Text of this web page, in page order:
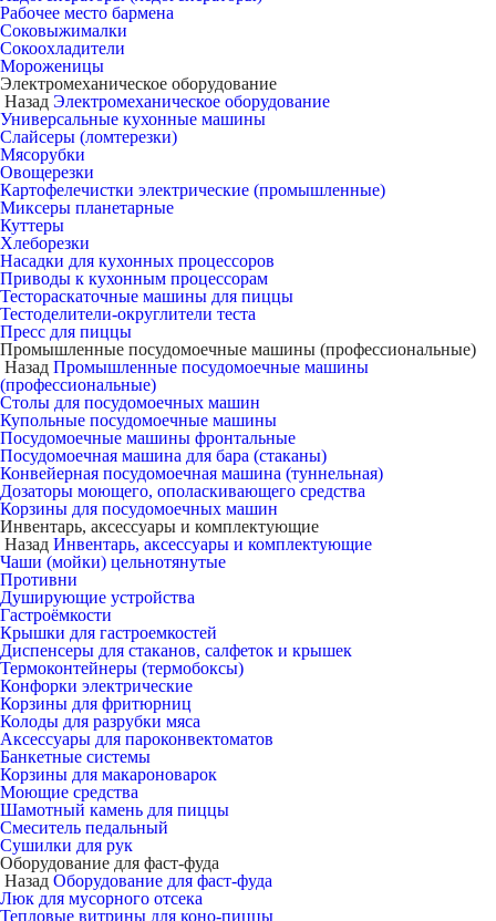
Рабочее место бармена
Соковыжималки
Сокоохладители
Мороженицы
Электромеханическое оборудование
Назад Электромеханическое оборудование
Универсальные кухонные машины
Слайсеры (ломтерезки)
Мясорубки
Овощерезки
Картофелечистки электрические (промышленные)
Миксеры планетарные
Куттеры
Хлеборезки
Насадки для кухонных процессоров
Приводы к кухонным процессорам
Тестораскаточные машины для пиццы
Тестоделители-округлители теста
Пресс для пиццы
Промышленные посудомоечные машины (профессиональные)
Назад Промышленные посудомоечные машины
(профессиональные)
Столы для посудомоечных машин
Купольные посудомоечные машины
Посудомоечные машины фронтальные
Посудомоечная машина для бара (стаканы)
Конвейерная посудомоечная машина (туннельная)
Дозаторы моющего, ополаскивающего средства
Корзины для посудомоечных машин
Инвентарь, аксессуары и комплектующие
Назад Инвентарь, аксессуары и комплектующие
Чаши (мойки) цельнотянутые
Противни
Душирующие устройства
Гастроёмкости
Крышки для гастроемкостей
Диспенсеры для стаканов, салфеток и крышек
Термоконтейнеры (термобоксы)
Конфорки электрические
Корзины для фритюрниц
Колоды для разрубки мяса
Аксессуары для пароконвектоматов
Банкетные системы
Корзины для макароноварок
Моющие средства
Шамотный камень для пиццы
Смеситель педальный
Сушилки для рук
Оборудование для фаст-фуда
Назад Оборудование для фаст-фуда
Люк для мусорного отсека
Тепловые витрины для коно-пиццы